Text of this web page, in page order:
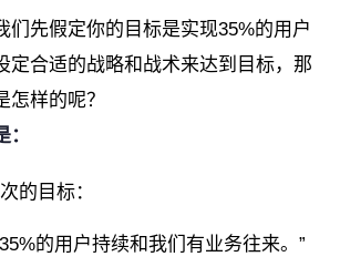
们先假定你的目标是实现35%的用户
定合适的战略和战术来达到目标，那
怎样的呢？
的目标：
的用户持续和我们有业务往来。”